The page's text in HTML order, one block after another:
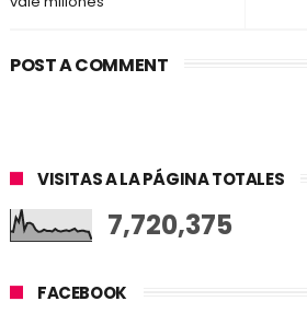
POST A COMMENT
VISITAS A LA PÁGINA TOTALES
7,720,375
FACEBOOK